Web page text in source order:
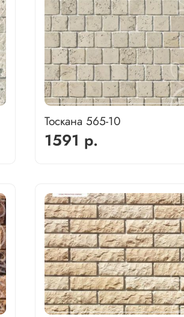
Тоскана 565-10
1591 р.